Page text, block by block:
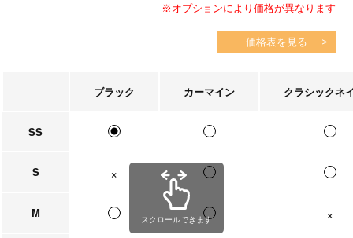
※オプションにより価格が異なります
価格表を見る
ブラック カーマイン クラシックネ
SS
S
M スクロールできます